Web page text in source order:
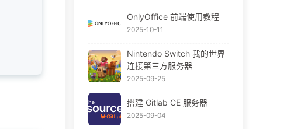
OnlyOffice 前端使用教程
2025-10-11
Nintendo Switch 我的世界
连接第三方服务器
2025-09-25
搭建 Gitlab CE 服务器
2025-09-04